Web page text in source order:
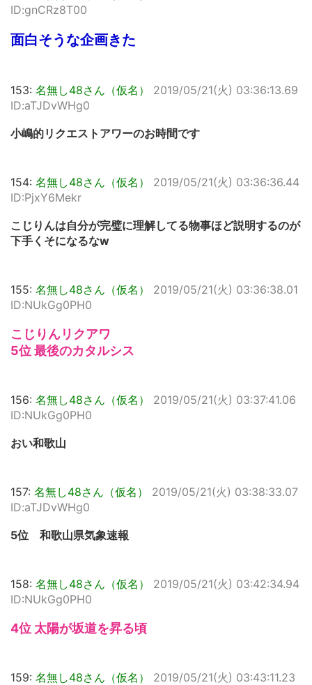
ID:gnCRz8T00
面白そうな企画きた
153: 名無し48さん（仮名）
2019/05/21(火) 03:36:13.69
ID:aTJDvWHg0
小嶋的リクエストアワーのお時間です
154: 名無し48さん（仮名）
2019/05/21(火) 03:36:36.44
ID:PjxY6Mekr
こじりんは自分が完璧に理解してる物事ほど説明するのが
下手くそになるなw
155: 名無し48さん（仮名）
2019/05/21(火) 03:36:38.01
ID:NUkGg0PH0
こじりんリクアワ
5位 最後のカタルシス
156: 名無し48さん（仮名）
2019/05/21(火) 03:37:41.06
ID:NUkGg0PH0
おい和歌山
157: 名無し48さん（仮名）
2019/05/21(火) 03:38:33.07
ID:aTJDvWHg0
5位 和歌山県気象速報
158: 名無し48さん（仮名）
2019/05/21(火) 03:42:34.94
ID:NUkGg0PH0
4位 太陽が坂道を昇る頃
159: 名無し48さん（仮名）
2019/05/21(火) 03:43:11.23